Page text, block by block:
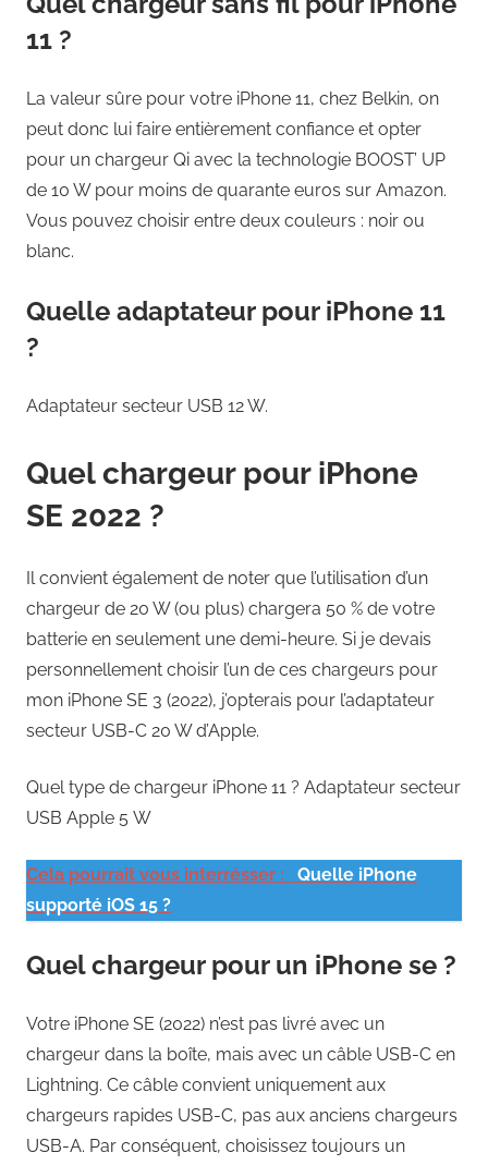
11 ?
La valeur sûre pour votre iPhone 11, chez Belkin, on
peut donc lui faire entièrement confiance et opter
pour un chargeur Qi avec la technologie BOOST’ UP
de 10 W pour moins de quarante euros sur Amazon.
Vous pouvez choisir entre deux couleurs : noir ou
blanc.
Quelle adaptateur pour iPhone 11
?
Adaptateur secteur USB 12 W.
Quel chargeur pour iPhone
SE 2022 ?
Il convient également de noter que l’utilisation d’un
chargeur de 20 W (ou plus) chargera 50 % de votre
batterie en seulement une demi-heure. Si je devais
personnellement choisir l’un de ces chargeurs pour
mon iPhone SE 3 (2022), j’opterais pour l’adaptateur
secteur USB-C 20 W d’Apple.
Quel type de chargeur iPhone 11 ? Adaptateur secteur
USB Apple 5 W
Cela pourrait vous interrésser :
Quelle iPhone
supporté iOS 15 ?
Quel chargeur pour un iPhone se ?
Votre iPhone SE (2022) n’est pas livré avec un
chargeur dans la boîte, mais avec un câble USB-C en
Lightning. Ce câble convient uniquement aux
chargeurs rapides USB-C, pas aux anciens chargeurs
USB-A. Par conséquent, choisissez toujours un